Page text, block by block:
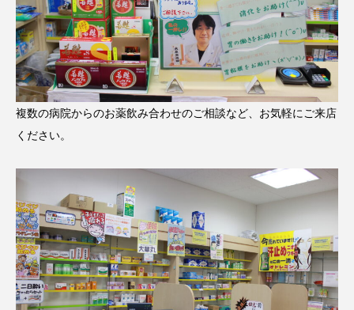
複数の病院からのお薬飲み合わせのご相談など、お気軽にご来店
ください。